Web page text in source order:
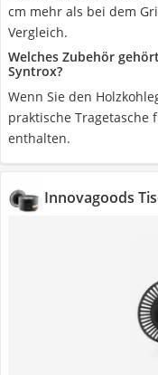
cm mehr als bei dem
Vergleich.
Welches Zubehör
Syntrox?
Wenn Sie den
praktische
enthalten.
Innovagoods